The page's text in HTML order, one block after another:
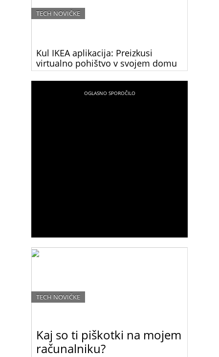
Kul IKEA aplikacija: Preizkusi
virtualno pohištvo v svojem domu
TECH NOVIČKE
ustvarili prav posebno, zelo enostavno mobilno
Kaj so ti piškotki na mojem
računalniku?
TECH NOVIČKE